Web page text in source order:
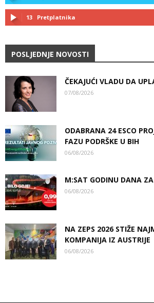
13 Pretplatnika
POSLJEDNJE NOVOSTI
ČEKAJUĆI VLADU DA
07/08/2026
ODABRANA 24 ESCO
FAZU PODRŠKE U BIH
06/08/2026
M:SAT GODINU DANA
06/08/2026
NA ZEPS 2026 STIŽE
KOMPANIJA IZ AUSTRIJE
06/08/2026